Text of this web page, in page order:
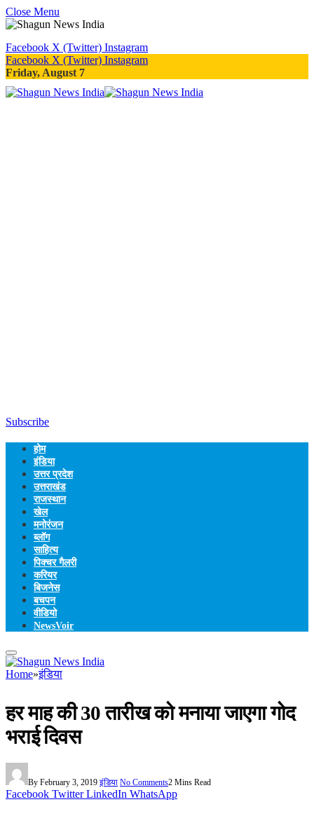
Close Menu
Facebook X (Twitter) Instagram
Facebook X (Twitter) Instagram
Friday, August 7
Subscribe
होम
इंडिया
उत्तर प्रदेश
उत्तराखंड
राजस्थान
खेल
मनोरंजन
ब्लॉग
साहित्य
पिक्चर गैलरी
करियर
बिजनेस
बचपन
वीडियो
NewsVoir
Home»इंडिया
हर माह की 30 तारीख को मनाया जाएगा गोद
भराई दिवस
By February 3, 2019 इंडिया No Comments2 Mins Read
Facebook Twitter LinkedIn WhatsApp